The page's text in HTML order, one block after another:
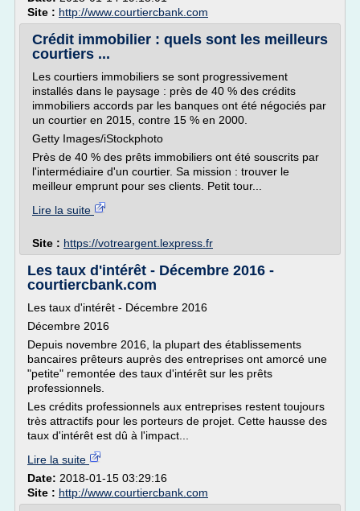
Site : http://www.courtiercbank.com
Crédit immobilier : quels sont les meilleurs
courtiers ...
Les courtiers immobiliers se sont progressivement
installés dans le paysage : près de 40 % des crédits
immobiliers accords par les banques ont été négociés par
un courtier en 2015, contre 15 % en 2000.
Getty Images/iStockphoto
Près de 40 % des prêts immobiliers ont été souscrits par
l'intermédiaire d'un courtier. Sa mission : trouver le
meilleur emprunt pour ses clients. Petit tour...
Lire la suite
Site : https://votreargent.lexpress.fr
Les taux d'intérêt - Décembre 2016 -
courtiercbank.com
Les taux d'intérêt - Décembre 2016
Décembre 2016
Depuis novembre 2016, la plupart des établissements
bancaires prêteurs auprès des entreprises ont amorcé une
"petite" remontée des taux d'intérêt sur les prêts
professionnels.
Les crédits professionnels aux entreprises restent toujours
très attractifs pour les porteurs de projet. Cette hausse des
taux d'intérêt est dû à l'impact...
Lire la suite
Date: 2018-01-15 03:29:16
Site : http://www.courtiercbank.com